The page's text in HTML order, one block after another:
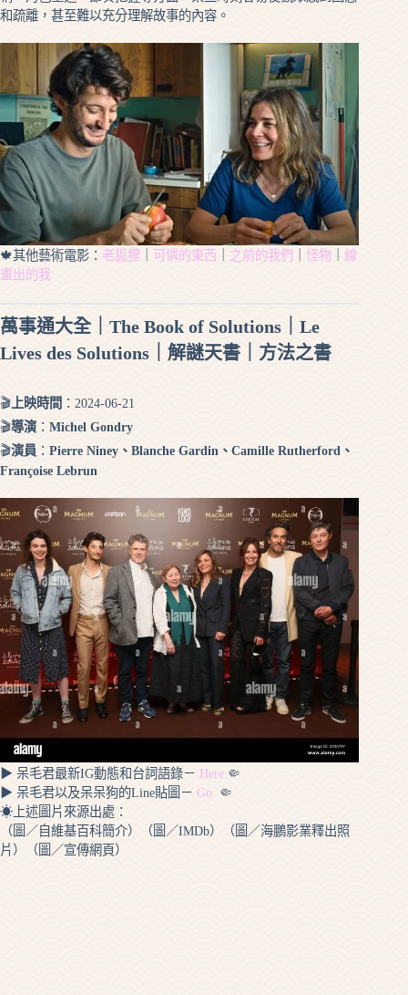
和疏離，甚至難以充分理解故事的內容。
🍁其他藝術電影： 老狐狸 可憐的東西 之前的我們 怪物
線
畫出的我
萬事通大全｜The Book of Solutions｜Le
Lives des Solutions｜解謎天書｜方法之書
🎬 上映時間 ：2024-06-21
🎬導演 ： Michel Gondry
🎬演員 ： Pierre Niney、Blanche Gardin、Camille Rutherford、
Françoise Lebrun
▶ 呆毛君最新IG動態和台詞語錄－ Here 🤏
▶ 呆毛君以及呆呆狗的Line貼圖－ Go 🤏
☀上述圖片來源出處：
（圖／自維基百科簡介）（圖／IMDb）（圖／海鵬影業釋出照
片）（圖／宣傳網頁）